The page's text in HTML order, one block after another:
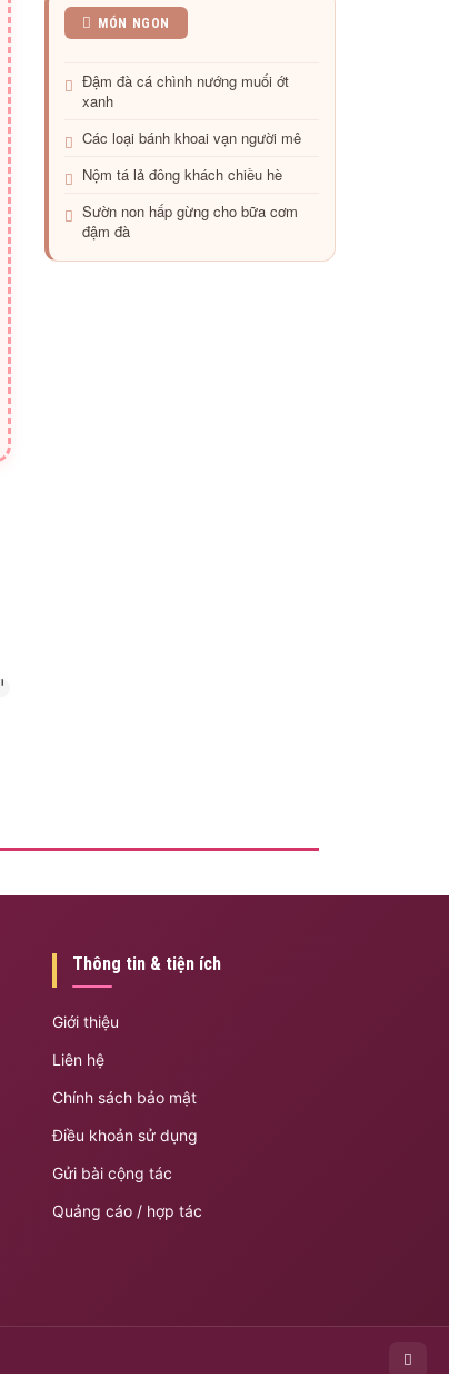
MÓN NGON
Đậm đà cá chình nướng muối ớt
xanh
Các loại bánh khoai vạn người mê
Nộm tá lả đông khách chiều hè
Sườn non hấp gừng cho bữa cơm
đậm đà
Thông tin & tiện ích
Giới thiệu
Liên hệ
Chính sách bảo mật
Điều khoản sử dụng
Gửi bài cộng tác
Quảng cáo / hợp tác